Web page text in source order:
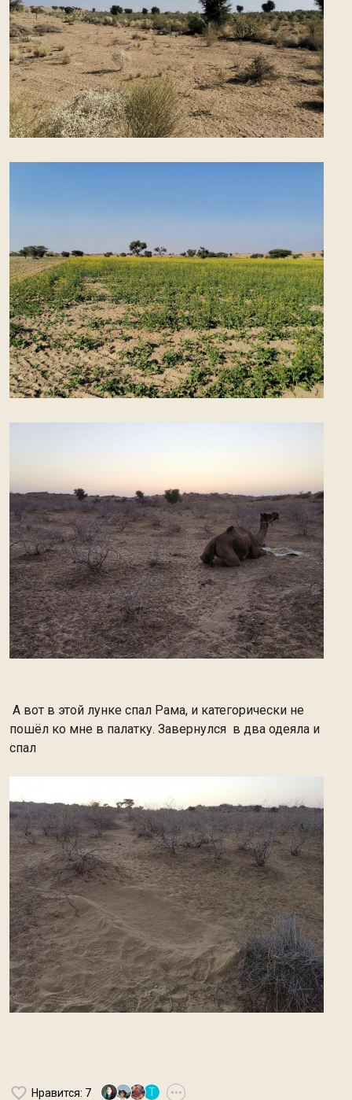
А вот в этой лунке спал Рама, и категорически не
пошёл ко мне в палатку. Завернулся в два одеяла и
спал
Нравится: 7 Т •••